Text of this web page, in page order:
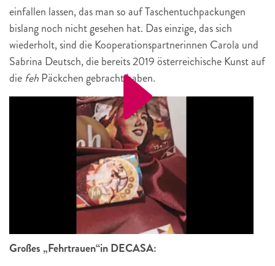
einfallen lassen, das man so auf Taschentuchpackungen
bislang noch nicht gesehen hat. Das einzige, das sich
wiederholt, sind die Kooperationspartnerinnen Carola und
Sabrina Deutsch, die bereits 2019 österreichische Kunst auf
die fehPäckchen gebracht haben.
Großes „Fehrtrauen“in DECASA: